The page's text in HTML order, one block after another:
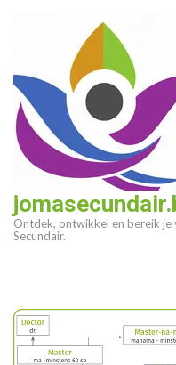
(druk
enter)
Ontdek, ontwikkel en bereik
Secundair.